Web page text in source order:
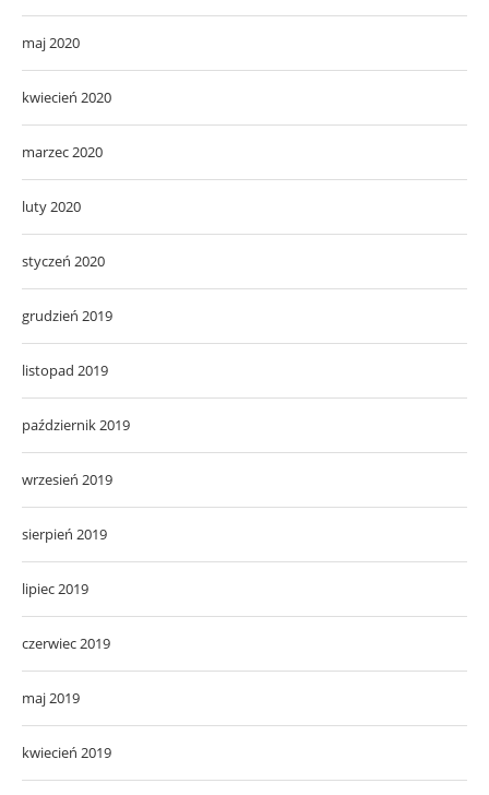
maj 2020
kwiecień 2020
marzec 2020
luty 2020
styczeń 2020
grudzień 2019
listopad 2019
październik 2019
wrzesień 2019
sierpień 2019
lipiec 2019
czerwiec 2019
maj 2019
kwiecień 2019